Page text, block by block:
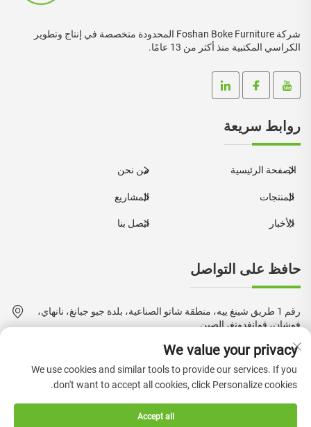
شركة Foshan Boke Furniture المحدودة متخصصة في إنتاج وتطوير
الكراسي المكتبية منذ أكثر من 13 عامًا.
روابط سريعة
الصفحة الرئيسية من نحن
المنتجات المشاريع
الأخبار اتصل بنا
حافظ على التواصل
رقم 1 طريق شينغ ييه، منطقة شاتو الصناعية، بلدة جيو جيانغ، نانهاي،
فوشان، قوانغدونغ، الصين
+86-18924550960
We value your privacy
We use cookies and similar tools to provide our services. If you
don't want to accept all cookies, click Personalize cookies.
Accept all